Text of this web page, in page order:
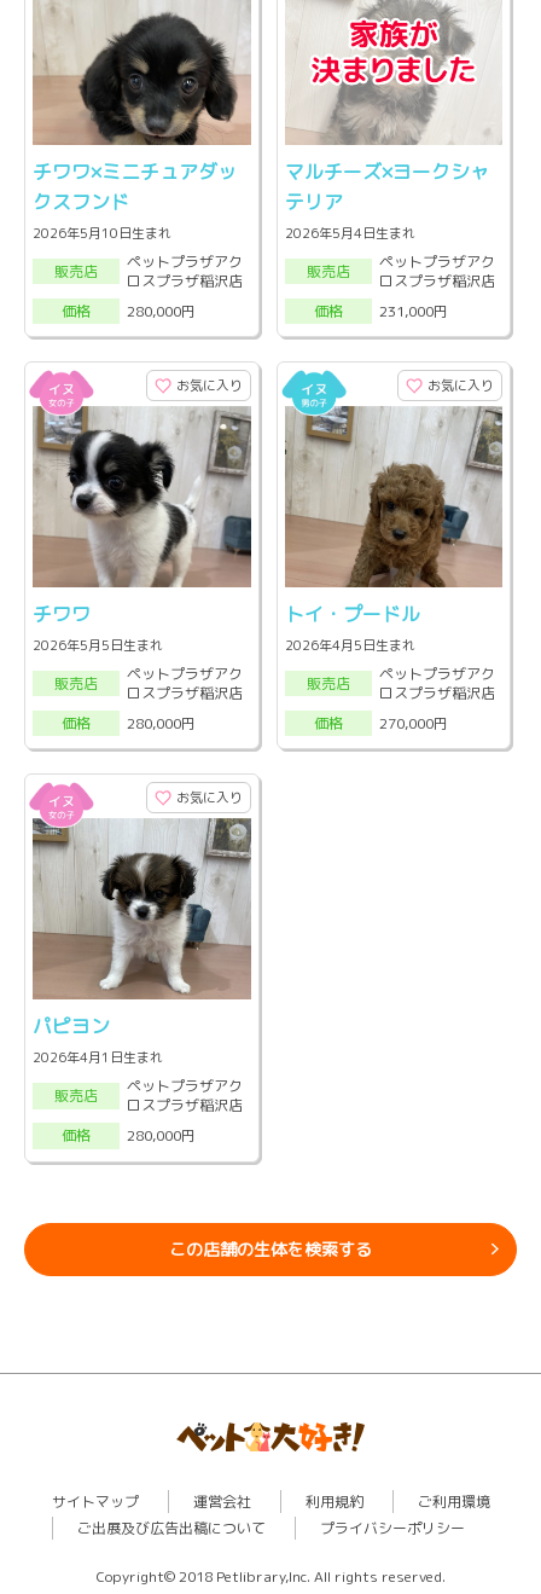
チワワ×ミニチュアダッ
クスフンド
2026年5月10日生まれ
販売店
ペットプラザアク
ロスプラザ稲沢店
価格
280,000円
マルチーズ×ヨークシャ
テリア
2026年5月4日生まれ
販売店
ペットプラザアク
ロスプラザ稲沢店
価格
231,000円
お気に入り
チワワ
2026年5月5日生まれ
販売店
ペットプラザアク
ロスプラザ稲沢店
価格
280,000円
お気に入り
トイ・プードル
2026年4月5日生まれ
販売店
ペットプラザアク
ロスプラザ稲沢店
価格
270,000円
お気に入り
パピヨン
2026年4月1日生まれ
販売店
ペットプラザアク
ロスプラザ稲沢店
価格
280,000円
この店舗の生体を検索する
サイトマップ 運営会社 利用規約
ご利用環境
ご出展及び広告出稿について
プライバシーポリシー
Copyright© 2018 Petlibrary,Inc. All rights reserved.